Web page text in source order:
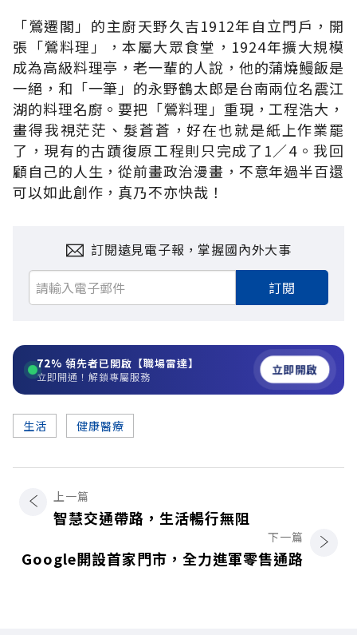
「鶯遷閣」的主廚天野久吉1912年自立門戶，開
張「鶯料理」，本屬大眾食堂，1924年擴大規模
成為高級料理亭，老一輩的人說，他的蒲燒鰻飯是
一絕，和「一筆」的永野鶴太郎是台南兩位名震江
湖的料理名廚。要把「鶯料理」重現，工程浩大，
畫得我視茫茫、髮蒼蒼，好在也就是紙上作業罷
了，現有的古蹟復原工程則只完成了1／4。我回
顧自己的人生，從前畫政治漫畫，不意年過半百還
可以如此創作，真乃不亦快哉！
訂閱遠見電子報，掌握國內外大事
訂閱
72% 領先者已開啟【職場雷達】
立即開通！解鎖專屬服務 立即開啟
生活 健康醫療
上一篇
智慧交通帶路，生活暢行無阻
下一篇
Google開設首家門市，全力進軍零售通路